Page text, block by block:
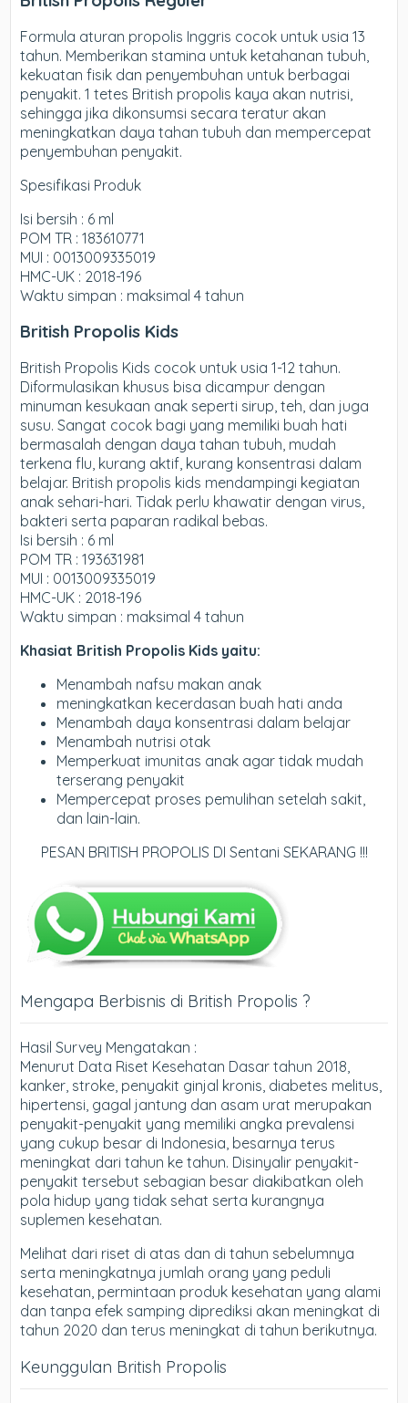
Formula aturan propolis Inggris cocok untuk usia 13
tahun. Memberikan stamina untuk ketahanan tubuh,
kekuatan fisik dan penyembuhan untuk berbagai
penyakit. 1 tetes British propolis kaya akan nutrisi,
sehingga jika dikonsumsi secara teratur akan
meningkatkan daya tahan tubuh dan mempercepat
penyembuhan penyakit.
Spesifikasi Produk
Isi bersih : 6 ml
POM TR : 183610771
MUI : 0013009335019
HMC-UK : 2018-196
Waktu simpan : maksimal 4 tahun
British Propolis Kids
British Propolis Kids cocok untuk usia 1-12 tahun.
Diformulasikan khusus bisa dicampur dengan
minuman kesukaan anak seperti sirup, teh, dan juga
susu. Sangat cocok bagi yang memiliki buah hati
bermasalah dengan daya tahan tubuh, mudah
terkena flu, kurang aktif, kurang konsentrasi dalam
belajar. British propolis kids mendampingi kegiatan
anak sehari-hari. Tidak perlu khawatir dengan virus,
bakteri serta paparan radikal bebas.
Isi bersih : 6 ml
POM TR : 193631981
MUI : 0013009335019
HMC-UK : 2018-196
Waktu simpan : maksimal 4 tahun
Khasiat British Propolis Kids yaitu:
Menambah nafsu makan anak
meningkatkan kecerdasan buah hati anda
Menambah daya konsentrasi dalam belajar
Menambah nutrisi otak
Memperkuat imunitas anak agar tidak mudah
terserang penyakit
Mempercepat proses pemulihan setelah sakit,
dan lain-lain.
PESAN BRITISH PROPOLIS DI Sentani SEKARANG !!!
Mengapa Berbisnis di British Propolis ?
Hasil Survey Mengatakan :
Menurut Data Riset Kesehatan Dasar tahun 2018,
kanker, stroke, penyakit ginjal kronis, diabetes melitus,
hipertensi, gagal jantung dan asam urat merupakan
penyakit-penyakit yang memiliki angka prevalensi
yang cukup besar di Indonesia, besarnya terus
meningkat dari tahun ke tahun. Disinyalir penyakit-
penyakit tersebut sebagian besar diakibatkan oleh
pola hidup yang tidak sehat serta kurangnya
suplemen kesehatan.
Melihat dari riset di atas dan di tahun sebelumnya
serta meningkatnya jumlah orang yang peduli
kesehatan, permintaan produk kesehatan yang alami
dan tanpa efek samping diprediksi akan meningkat di
tahun 2020 dan terus meningkat di tahun berikutnya.
Keunggulan British Propolis